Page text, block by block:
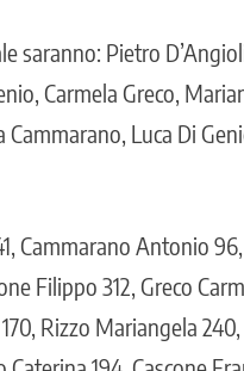
saranno: Pietro
Carmela Greco,
Luca Di
Cammarano Antonio
Filippo 312, Greco
Rizzo Mariangela